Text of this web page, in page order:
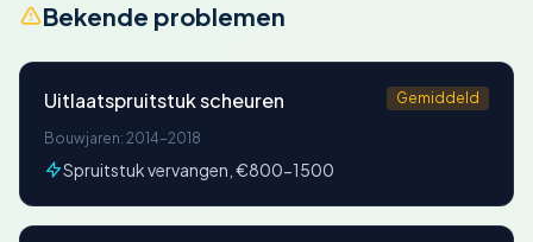
Bekende problemen
Uitlaatspruitstuk scheuren Gemiddeld
Bouwjaren: 2014-2018
Spruitstuk vervangen, €800-1500